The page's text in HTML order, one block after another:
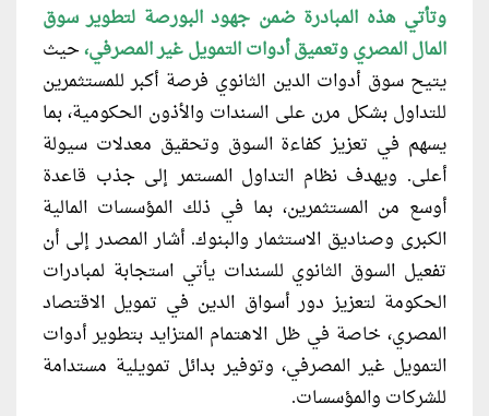
وتأتي هذه المبادرة ضمن جهودالبورصة لتطوير سوق
المال المصري وتعميق أدوات التمويل غير المصرفي،حيث
يتيح سوق أدوات الدين الثانوي فرصة أكبر للمستثمرين
للتداول بشكل مرن على السندات والأذون الحكومية، بما
يسهم في تعزيز كفاءة السوق وتحقيق معدلات سيولة
أعلى. ويهدف نظام التداول المستمر إلى جذب قاعدة
أوسع من المستثمرين، بما في ذلك المؤسسات المالية
الكبرى وصناديق الاستثمار والبنوك. أشار المصدر إلى أن
تفعيل السوق الثانوي للسندات يأتي استجابة لمبادرات
الحكومة لتعزيز دور أسواق الدين في تمويل الاقتصاد
المصري، خاصة في ظل الاهتمام المتزايد بتطوير أدوات
التمويل غير المصرفي، وتوفير بدائل تمويلية مستدامة
للشركات والمؤسسات.